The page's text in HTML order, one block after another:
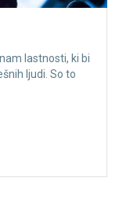
lastnosti, ki bi
ljudi. So to